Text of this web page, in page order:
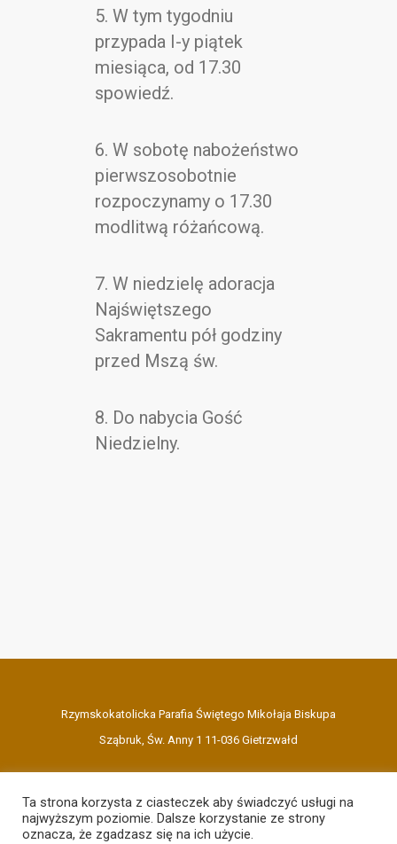
5. W tym tygodniu
przypada I-y piątek
miesiąca, od 17.30
spowiedź.
6. W sobotę nabożeństwo
pierwszosobotnie
rozpoczynamy o 17.30
modlitwą różańcową.
7. W niedzielę adoracja
Najświętszego
Sakramentu pół godziny
przed Mszą św.
8. Do nabycia Gość
Niedzielny.
Rzymskokatolicka Parafia Świętego Mikołaja Biskupa
Sząbruk, Św. Anny 1 11-036 Gietrzwałd
Ta strona korzysta z ciasteczek aby świadczyć usługi na
najwyższym poziomie. Dalsze korzystanie ze strony
oznacza, że zgadzasz się na ich użycie.